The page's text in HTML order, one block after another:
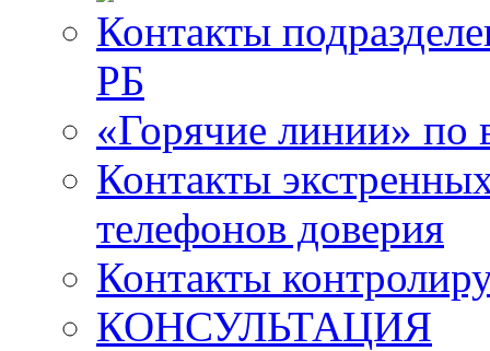
Контакты
РБ
«Горячие линии» по
Контакты
телефонов доверия
Контакты
КОНСУЛЬТАЦИЯ